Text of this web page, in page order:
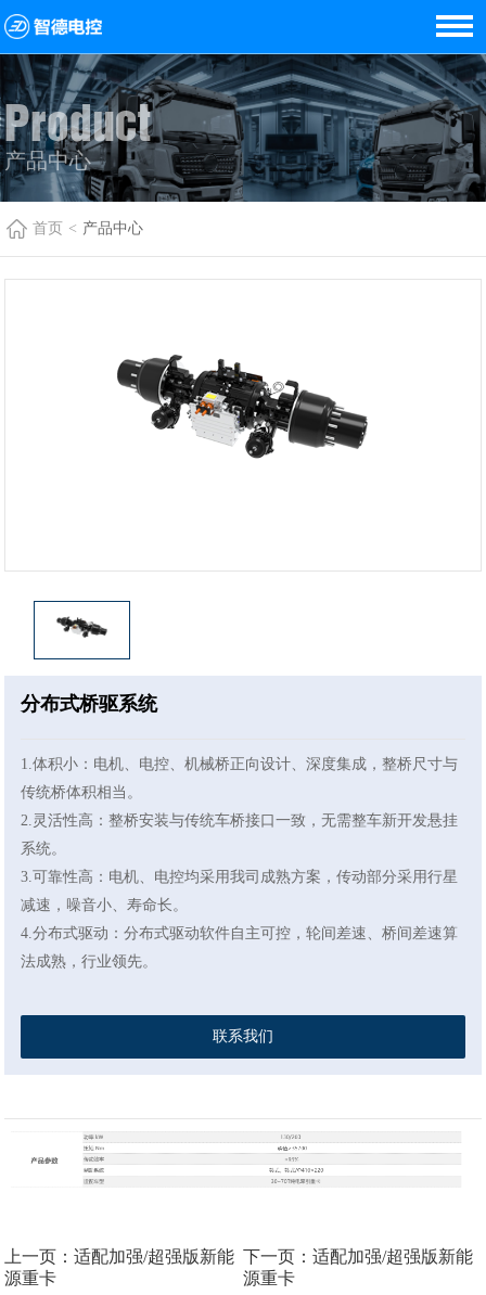
Product
产品中心
首页 < 产品中心
分布式桥驱系统
1.体积小：电机、电控、机械桥正向设计、深度集成，整桥尺寸与
传统桥体积相当。
2.灵活性高：整桥安装与传统车桥接口一致，无需整车新开发悬挂
系统。
3.可靠性高：电机、电控均采用我司成熟方案，传动部分采用行星
减速，噪音小、寿命长。
4.分布式驱动：分布式驱动软件自主可控，轮间差速、桥间差速算
法成熟，行业领先。
联系我们
上一页：适配加强/超强版新能
源重卡
下一页：适配加强/超强版新能
源重卡